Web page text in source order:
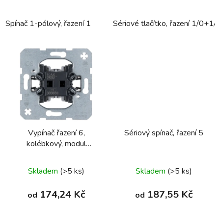
Spínač 1-pólový, řazení 1 Sériové tlačítko, řazení 1/0+1/
Vypínač řazení 6,
kolébkový, modul
Skladem (>5 ks)
od 174,24 Kč
Sériový spínač, řazení 5
Skladem (>5 ks)
od 187,55 Kč